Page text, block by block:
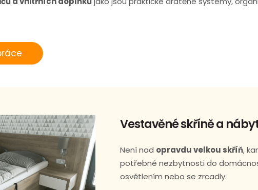
Vestavěné skříně a
Není nad opravdu velkou skříň,
potřebné nezbytnosti do
osvětlením nebo se zrcadly.